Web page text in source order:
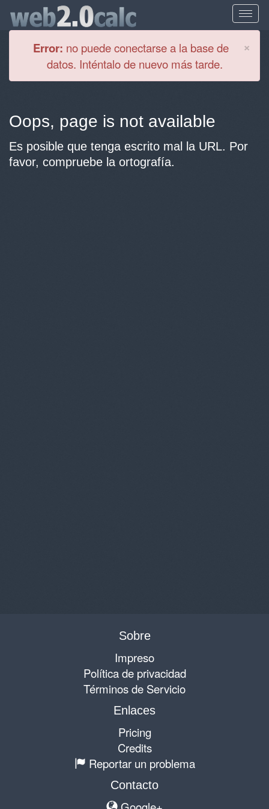
×
Error: no puede conectarse a la base de
datos. Inténtalo de nuevo más tarde.
Oops, page is not available
Es posible que tenga escrito mal la URL. Por
favor, compruebe la ortografía.
Sobre
Impreso
Política de privacidad
Términos de Servicio
Enlaces
Pricing
Credits
Reportar un problema
Contacto